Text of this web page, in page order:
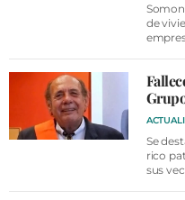
de
Se
rico
sus